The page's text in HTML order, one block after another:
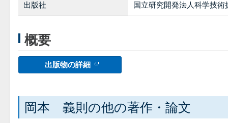
出版社 国立研究開発法人科学技術
概要
出版物の詳細
岡本 義則の他の著作・論文